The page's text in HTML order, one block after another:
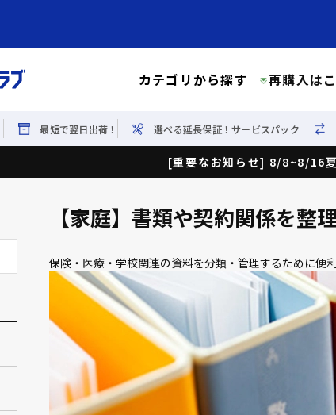
カテゴリから探す 再購入は
最短で翌日出荷！ 選べる延長保証！サービスパック
[重要なお知らせ] 8/8~8/16
【家庭】書類や契約関係を整
保険・医療・学校関連の資料を分類・管理するために便